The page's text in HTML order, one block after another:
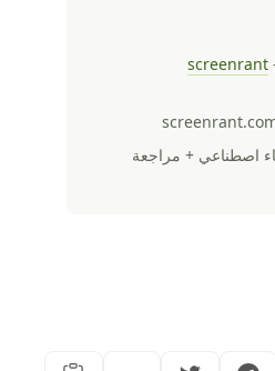
screenrant
اصطناعي + مراجعة